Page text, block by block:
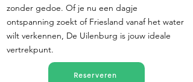
zonder gedoe. Of je nu een dagje
ontspanning zoekt of Friesland vanaf het water
wilt verkennen, De Uilenburg is jouw ideale
vertrekpunt.
Reserveren